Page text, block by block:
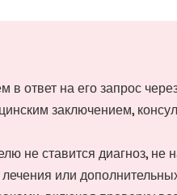
ответ на его запрос
заключением,
не ставится диагноз,
или